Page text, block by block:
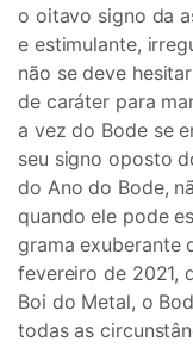
o oitavo signo da
e estimulante,
não se deve
de caráter para
a vez do Bode se
seu signo oposto
do Ano do Bode,
quando ele pode
grama exuberante
fevereiro de 2021,
Boi do Metal, o
todas as